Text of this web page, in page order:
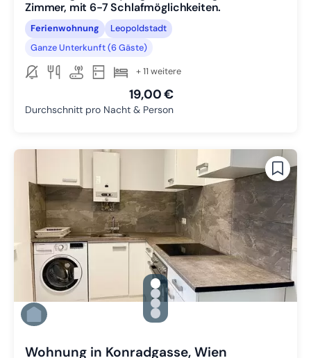
Zimmer, mit 6-7 Schlafmöglichkeiten.
Ferienwohnung
Leopoldstadt
Ganze Unterkunft (6 Gäste)
+ 11 weitere
19,00 €
Durchschnitt pro Nacht & Person
gallery.slide_selector
Zu Slide 1 wechseln
Zu Slide 2 wechseln
Zu Slide 3 wechseln
Zu Slide 4 wechseln
Wohnung in Konradgasse, Wien